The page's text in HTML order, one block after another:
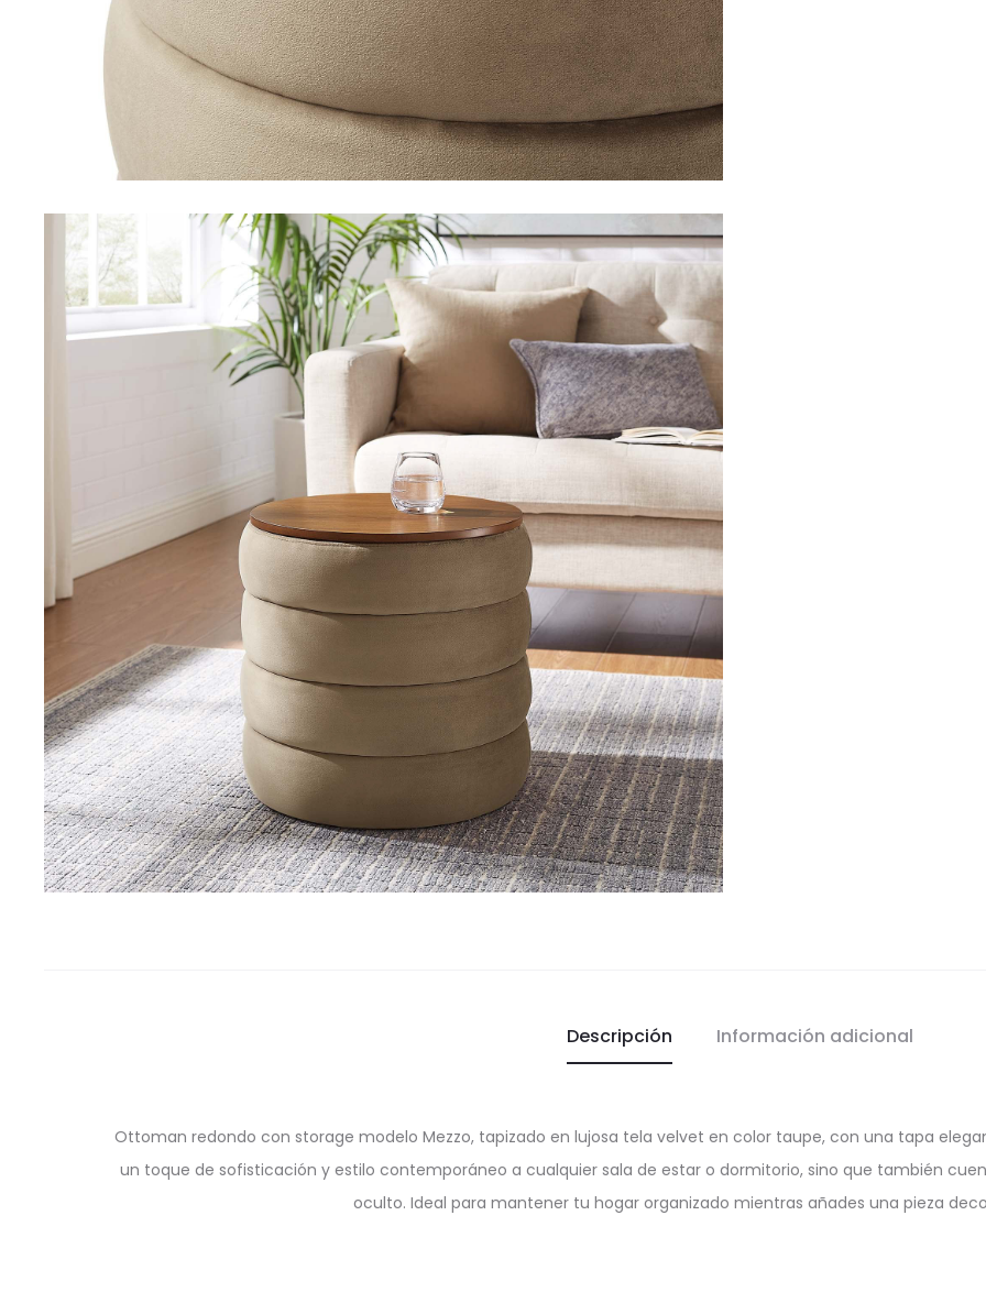
Descripción Información adicional
Ottoman redondo con storage modelo Mezzo, tapizado en lujosa tela velvet en color taupe, con una tapa
un toque de sofisticación y estilo contemporáneo a cualquier sala de estar o dormitorio, sino que también
oculto. Ideal para mantener tu hogar organizado mientras añades una pieza